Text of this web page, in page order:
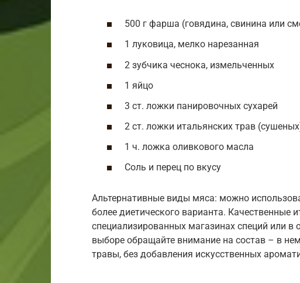
500 г фарша (говядина, свинина или
1 луковица, мелко нарезанная
2 зубчика чеснока, измельченных
1 яйцо
3 ст. ложки панировочных сухарей
2 ст. ложки итальянских трав
1 ч. ложка оливкового масла
Соль и перец по вкусу
Альтернативные виды мяса: можно
более диетического варианта. Качественные
специализированных магазинах специй или в
выборе обращайте внимание на состав – в
травы, без добавления искусственных